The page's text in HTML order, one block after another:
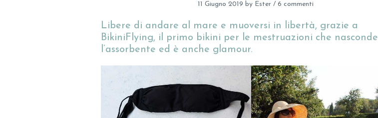
11 Giugno 2019 by Ester / 6 commenti
Libere di andare al mare e muoversi in libertà, grazie a
BikiniFlying, il primo bikini per le mestruazioni che nasconde
l’assorbente ed è anche glamour.